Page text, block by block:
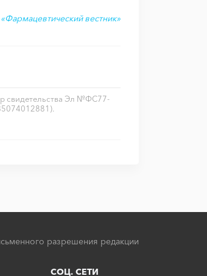
«Фармацевтический вестник»
свидетельства Эл №ФС77-
разрешения редакции
СОЦ. СЕТИ